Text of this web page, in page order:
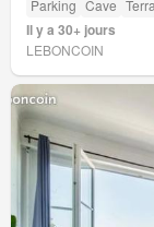
Parking Cave
Il y a 30+ jours
LEBONCOIN